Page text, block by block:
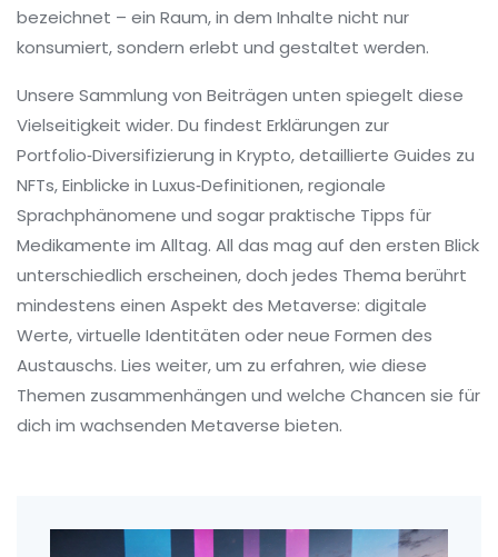
bezeichnet – ein Raum, in dem Inhalte nicht nur
konsumiert, sondern erlebt und gestaltet werden.
Unsere Sammlung von Beiträgen unten spiegelt diese
Vielseitigkeit wider. Du findest Erklärungen zur
Portfolio‑Diversifizierung in Krypto, detaillierte Guides zu
NFTs, Einblicke in Luxus‑Definitionen, regionale
Sprachphänomene und sogar praktische Tipps für
Medikamente im Alltag. All das mag auf den ersten Blick
unterschiedlich erscheinen, doch jedes Thema berührt
mindestens einen Aspekt des Metaverse: digitale
Werte, virtuelle Identitäten oder neue Formen des
Austauschs. Lies weiter, um zu erfahren, wie diese
Themen zusammenhängen und welche Chancen sie für
dich im wachsenden Metaverse bieten.